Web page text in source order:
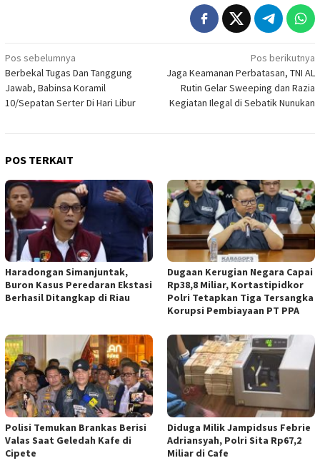
Navigasi
pos
Pos sebelumnya
Berbekal Tugas Dan Tanggung
Jawab, Babinsa Koramil
10/Sepatan Serter Di Hari Libur
Pos berikutnya
Jaga Keamanan Perbatasan, TNI AL
Rutin Gelar Sweeping dan Razia
Kegiatan Ilegal di Sebatik Nunukan
POS TERKAIT
Haradongan Simanjuntak,
Buron Kasus Peredaran Ekstasi
Berhasil Ditangkap di Riau
Dugaan Kerugian Negara Capai
Rp38,8 Miliar, Kortastipidkor
Polri Tetapkan Tiga Tersangka
Korupsi Pembiayaan PT PPA
Polisi Temukan Brankas Berisi
Valas Saat Geledah Kafe di
Cipete
Diduga Milik Jampidsus Febrie
Adriansyah, Polri Sita Rp67,2
Miliar di Cafe